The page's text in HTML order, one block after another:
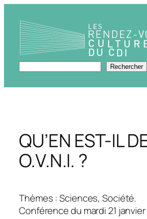
contenu
Rechercher Rechercher
QU’EN EST-IL
O.V.N.I. ?
Thèmes : Sciences, Société.
Conférence du mardi 21 janvier